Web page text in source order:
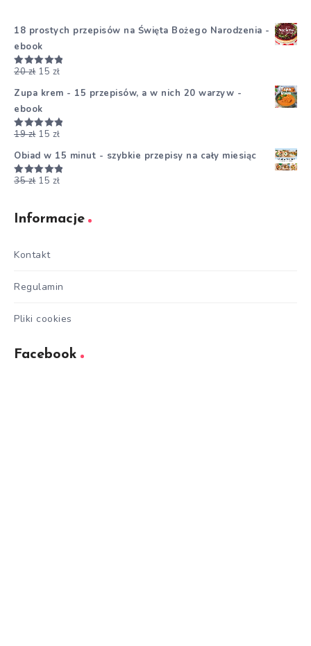
18 prostych przepisów na Święta Bożego Narodzenia -
ebook
Oceniono
20zł 15 zł
Zupa krem - 15 przepisów, a w nich 20 warzyw -
ebook
Oceniono
19zł 15 zł
Obiad w 15 minut - szybkie przepisy na cały miesiąc
Oceniono
35zł 15 zł
Informacje
Kontakt
Regulamin
Pliki cookies
Facebook